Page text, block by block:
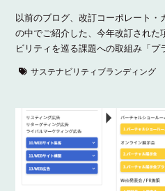
以前のブログ、改訂コーポレート
の中でご紹介した、今年改訂された
ビリティを巡る課題への取組み「プ
サステナビリティブランディング